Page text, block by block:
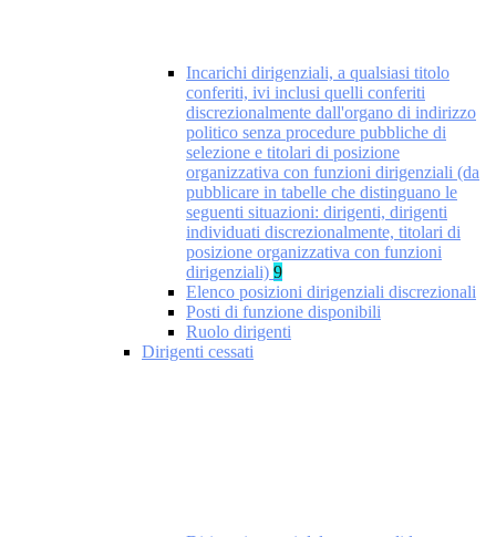
Incarichi dirigenziali, a qualsiasi titolo
conferiti, ivi inclusi quelli conferiti
discrezionalmente dall'organo di indirizzo
politico senza procedure pubbliche di
selezione e titolari di posizione
organizzativa con funzioni dirigenziali (da
pubblicare in tabelle che distinguano le
seguenti situazioni: dirigenti, dirigenti
individuati discrezionalmente, titolari di
posizione organizzativa con funzioni
dirigenziali) 9
Elenco posizioni dirigenziali discrezionali
Posti di funzione disponibili
Ruolo dirigenti
Dirigenti cessati